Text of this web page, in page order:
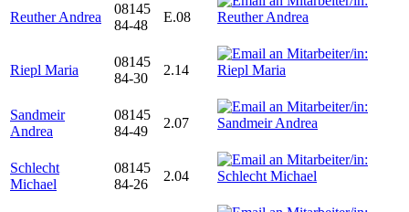
Reuther Andrea
08145
84-48
E.08
Riepl Maria
08145
84-30
2.14
Sandmeir
Andrea
08145
84-49
2.07
Schlecht
Michael
08145
84-26
2.04